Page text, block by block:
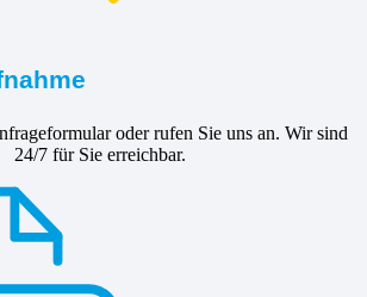
oder rufen Sie uns an. Wir sind
24/7 für Sie erreichbar.